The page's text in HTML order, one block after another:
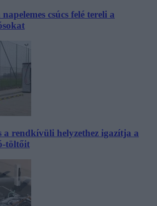
csúcs felé tereli a
a rendkívüli helyzethez igazítja a
töltőit